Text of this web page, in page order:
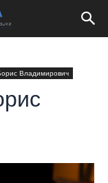
Владимирович